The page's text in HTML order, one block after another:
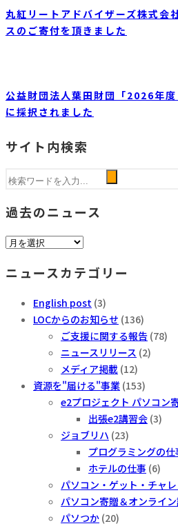
丸紅リートアドバイザーズ株式会
スのご寄付を頂きました
公益財団法人葉田財団「2026年度
に採択されました
サイト内検索
過去のニュース
過
の
ニュースカテゴリー
English post (3)
LOCからのお知らせ (136)
ご支援に関する報告 (78)
ニュースリリース (2)
メディア掲載 (12)
資源を"届ける"事業 (153)
e2プロジェクト パソコン
出張e2講習会 (3)
ジョブリハ (23)
プログラミングの仕
ホテルの仕事 (6)
パソコン・ゲット・チャ
パソコン寄贈＆オンライ
パソつか (20)